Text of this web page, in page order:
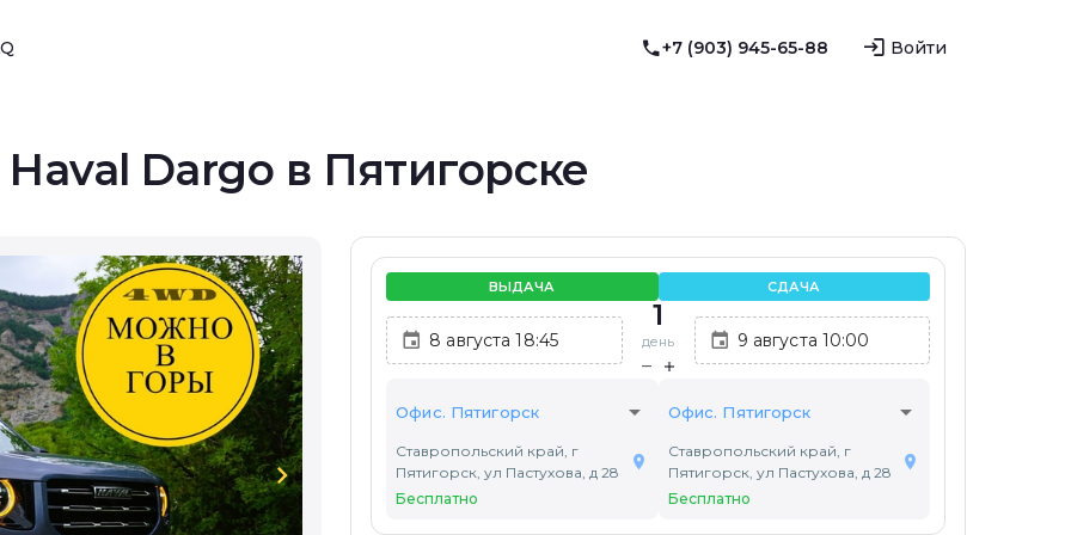
+7 (903) 945-65-88 Войти
Dargo в Пятигорске
chevron_right
ВЫДАЧА СДАЧА
1
день
Офис. Пятигорск arrow_drop_down
Ставропольский край, г
Пятигорск, ул Пастухова, д 28
Бесплатно
Офис. Пятигорск arrow_drop_down
Ставропольский край, г
Пятигорск, ул Пастухова, д 28
Бесплатно